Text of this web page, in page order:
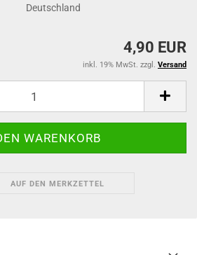
Deutschland
4,90 EUR
inkl. 19% MwSt. zzgl. Versand
AUF DEN MERKZETTEL